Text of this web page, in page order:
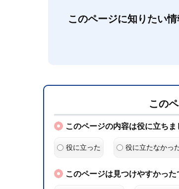
このページに知りたい
この
このページの内容は役に立ちま
役に立った 役に立たなかっ
このページは見つけやすかった